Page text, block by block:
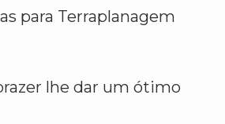
para Terraplanagem
lhe dar um ótimo